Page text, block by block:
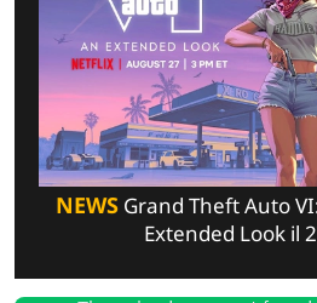
NEWS Grand Theft Auto
Extended Look il